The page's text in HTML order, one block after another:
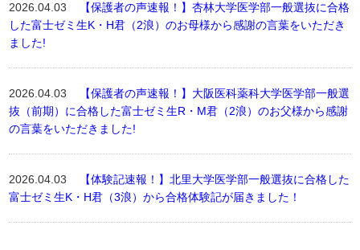
2026.04.03
【保護者の声速報！】杏林大学医学部一般選抜に合格
した富士ゼミ生K・H君（2浪）のお母様から感謝の言葉をいただき
ました!
2026.04.03
【保護者の声速報！】大阪医科薬科大学医学部一般選
抜（前期）に合格した富士ゼミ生R・M君（2浪）のお父様から感謝
の言葉をいただきました!
2026.04.03
【体験記速報！】北里大学医学部一般選抜に合格した
富士ゼミ生K・H君（3浪）から合格体験記が届きました！